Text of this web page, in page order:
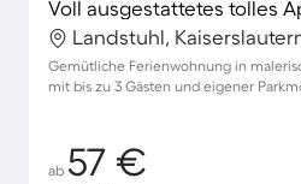
Landstuhl,
Gemütliche Ferienwohnung in
mit bis zu 3 Gästen und eigener
ab 57 €